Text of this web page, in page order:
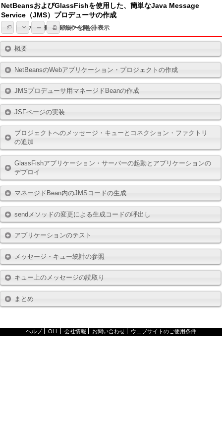
NetBeansおよびGlassFishを使用した、簡単なJava Message
Service（JMS）プロデューサの作成
トピック一覧
すべてのトピックを開く
全てのイメージを非表示
印刷
概要
NetBeansのWebアプリケーション・プロジェクトの作成
JMSプロデューサ用マネージドBeanの作成
JSFページの実装
プロジェクトへのメッセージ・キューとコネクション・ファクトリ
の追加
GlassFishアプリケーション・サーバーの起動とアプリケーションの
デプロイ
マネージドBean内のJMSコードの生成
sendメソッドの変更による生成コードの呼出し
アプリケーションのテスト
メッセージ・キュー統計の参照
キュー上のメッセージの読取り
まとめ
ヘルプ OLL 会社情報 お問い合わせ ウェブサイトのご使用条件